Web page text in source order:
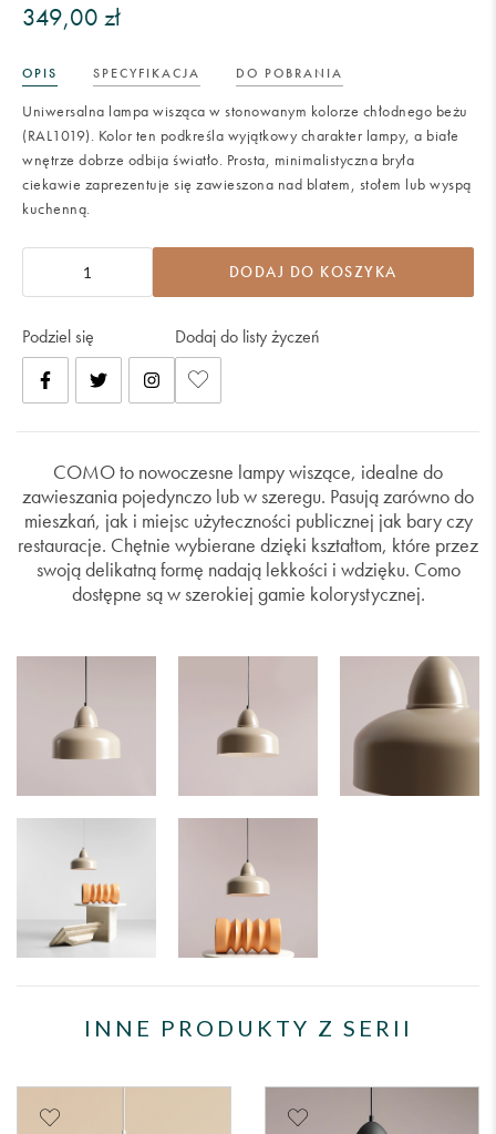
349,00 zł
OPIS SPECYFIKACJA DO POBRANIA
Uniwersalna lampa wisząca w stonowanym kolorze chłodnego beżu
(RAL1019). Kolor ten podkreśla wyjątkowy charakter lampy, a białe
wnętrze dobrze odbija światło. Prosta, minimalistyczna bryła
ciekawie zaprezentuje się zawieszona nad blatem, stołem lub wyspą
kuchenną.
DODAJ DO KOSZYKA
Podziel się Dodaj do listy życzeń
COMO to nowoczesne lampy wiszące, idealne do
zawieszania pojedynczo lub w szeregu. Pasują zarówno do
mieszkań, jak i miejsc użyteczności publicznej jak bary czy
restauracje. Chętnie wybierane dzięki kształtom, które przez
swoją delikatną formę nadają lekkości i wdzięku. Como
dostępne są w szerokiej gamie kolorystycznej.
INNE PRODUKTY Z SERII